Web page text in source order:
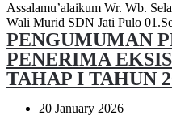
Assalamu’alaikum Wr. Wb.
Wali Murid SDN Jati Pulo 01.
PENGUMUMAN
PENERIMA
TAHAP I TAHUN
20 January 2026